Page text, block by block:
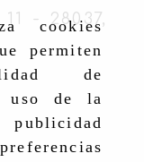
cookies
permiten
de
uso de la
- 28037,
ventas